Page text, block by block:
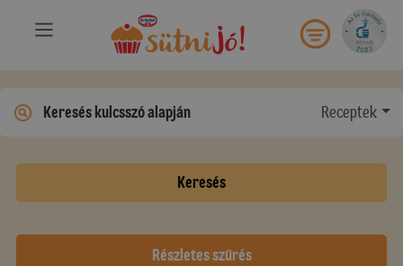
Receptek
Keresés
Részletes szűrés